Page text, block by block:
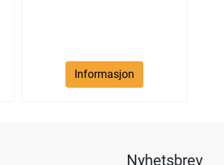
Informasjon
Nyhetsbrev